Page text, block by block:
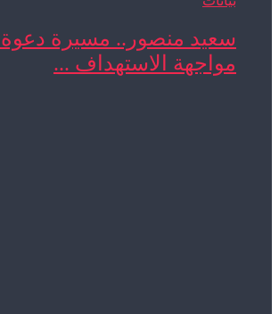
سعيد منصور.. مسيرة دعوة
مواجهة الاستهداف ...